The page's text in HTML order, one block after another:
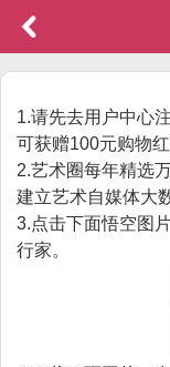
1.请先去用户中心
可获赠100元购物
2.艺术圈每年精选
建立艺术自媒体大
3.点击下面悟空图
行家。